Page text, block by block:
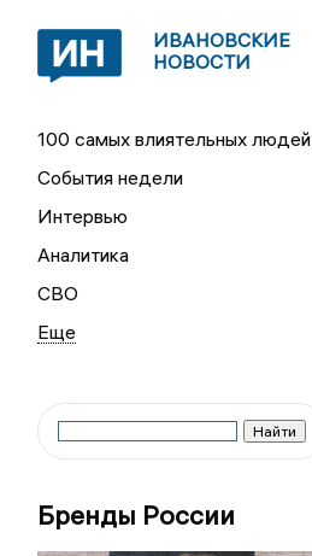
ИВАНОВСКИЕ
НОВОСТИ
100 самых влиятельных людей
События недели
Интервью
Аналитика
СВО
Бренды России